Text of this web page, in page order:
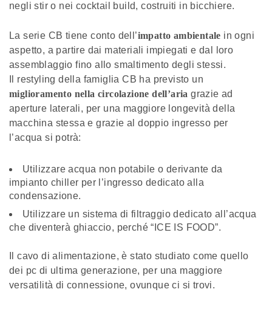
negli stir o nei cocktail build, costruiti in bicchiere.
La serie CB tiene conto dell’impatto ambientale in ogni
aspetto, a partire dai materiali impiegati e dal loro
assemblaggio fino allo smaltimento degli stessi.
Il restyling della famiglia CB ha previsto un
miglioramento nella circolazione dell’aria grazie ad
aperture laterali, per una maggiore longevità della
macchina stessa e grazie al doppio ingresso per
l’acqua si potrà:
Utilizzare acqua non potabile o derivante da
impianto chiller per l’ingresso dedicato alla
condensazione.
Utilizzare un sistema di filtraggio dedicato all’acqua
che diventerà ghiaccio, perché “ICE IS FOOD”.
Il cavo di alimentazione, è stato studiato come quello
dei pc di ultima generazione, per una maggiore
versatilità di connessione, ovunque ci si trovi.